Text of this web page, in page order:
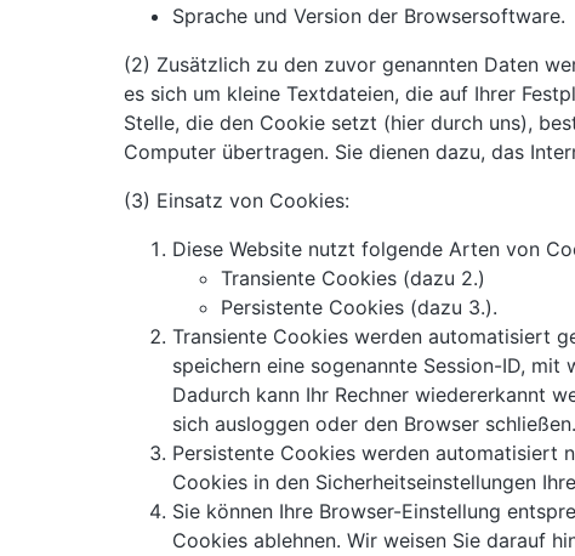
Sprache und Version der Browsersoftware.
(2) Zusätzlich zu den zuvor genannten Daten
es sich um kleine Textdateien, die auf Ihrer
Stelle, die den Cookie setzt (hier durch uns),
Computer übertragen. Sie dienen dazu, das
(3) Einsatz von Cookies:
Diese Website nutzt folgende Arten von
Transiente Cookies (dazu 2.)
Persistente Cookies (dazu 3.).
Transiente Cookies werden automatisiert
speichern eine sogenannte Session-ID,
Dadurch kann Ihr Rechner wiedererkannt
sich ausloggen oder den Browser schließen.
Persistente Cookies werden automatisiert
Cookies in den Sicherheitseinstellungen
Sie können Ihre Browser-Einstellung
Cookies ablehnen. Wir weisen Sie darauf